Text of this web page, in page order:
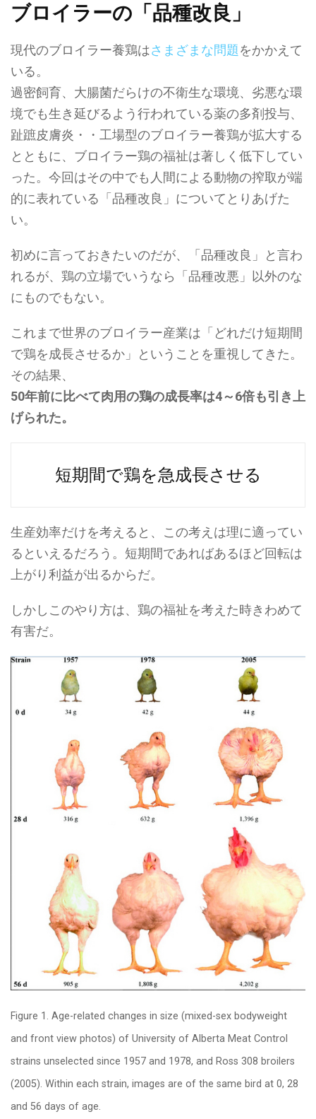
ブロイラーの「品種改良」
現代のブロイラー養鶏はさまざまな問題をかかえて
いる。
過密飼育、大腸菌だらけの不衛生な環境、劣悪な環
境でも生き延びるよう行われている薬の多剤投与、
趾蹠皮膚炎・・工場型のブロイラー養鶏が拡大する
とともに、ブロイラー鶏の福祉は著しく低下してい
った。今回はその中でも人間による動物の搾取が端
的に表れている「品種改良」についてとりあげた
い。
初めに言っておきたいのだが、「品種改良」と言わ
れるが、鶏の立場でいうなら「品種改悪」以外のな
にものでもない。
これまで世界のブロイラー産業は「どれだけ短期間
で鶏を成長させるか」ということを重視してきた。
その結果、
50年前に比べて肉用の鶏の成長率は4～6倍も引き上
げられた。
短期間で鶏を急成長させる
生産効率だけを考えると、この考えは理に適ってい
るといえるだろう。短期間であればあるほど回転は
上がり利益が出るからだ。
しかしこのやり方は、鶏の福祉を考えた時きわめて
有害だ。
Figure 1. Age-related changes in size (mixed-sex bodyweight
and front view photos) of University of Alberta Meat Control
strains unselected since 1957 and 1978, and Ross 308 broilers
(2005). Within each strain, images are of the same bird at 0, 28
and 56 days of age.